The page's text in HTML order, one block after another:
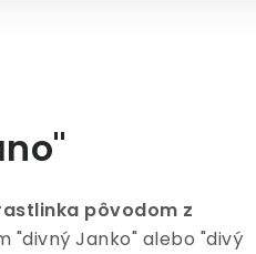
pôvodom z
"divný Janko" alebo "divý